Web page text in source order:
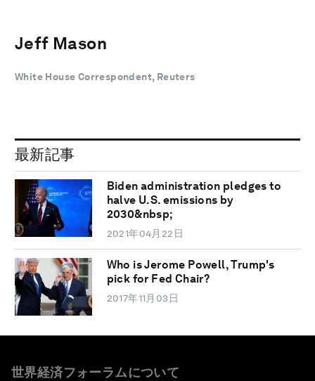
Jeff Mason
White House Correspondent, Reuters
最新記事
Biden administration pledges to
halve U.S. emissions by
2030&nbsp;
2021年04月22日
Who is Jerome Powell, Trump's
pick for Fed Chair?
2017年11月03日
世界経済フォーラムについて